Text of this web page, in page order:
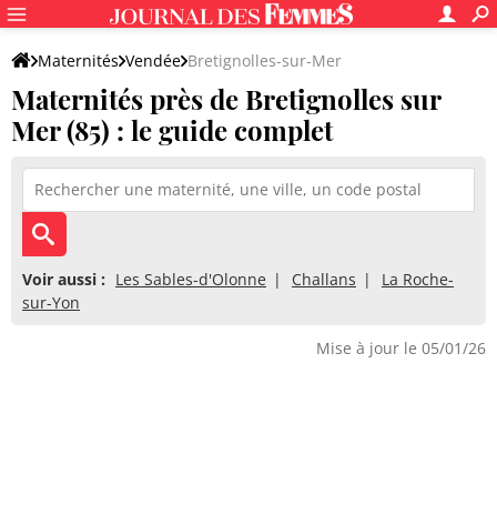
Maternités Vendée Bretignolles-sur-Mer
Maternités près de Bretignolles sur
Mer (85) : le guide complet
Voir aussi : Les Sables-d'Olonne Challans
La Roche-
sur-Yon
Mise à jour le 05/01/26